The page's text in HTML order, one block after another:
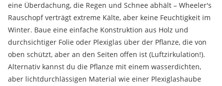
eine Überdachung, die Regen und Schnee abhält – Wheeler's
Rauschopf verträgt extreme Kälte, aber keine Feuchtigkeit im
Winter. Baue eine einfache Konstruktion aus Holz und
durchsichtiger Folie oder Plexiglas über der Pflanze, die von
oben schützt, aber an den Seiten offen ist (Luftzirkulation!).
Alternativ kannst du die Pflanze mit einem wasserdichten,
aber lichtdurchlässigen Material wie einer Plexiglashaube